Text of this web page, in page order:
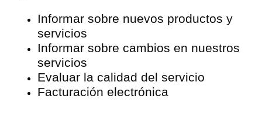
Informar sobre nuevos productos y
servicios
Informar sobre cambios en nuestros
servicios
Evaluar la calidad del servicio
Facturación electrónica